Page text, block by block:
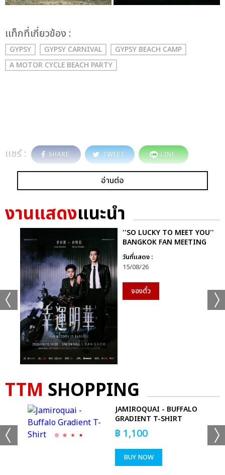
เเท็กที่เกี่ยวข้อง :
GYPSY GYPSY CARNIVAL
GYPSY BEACH CAMP
A MOTOR CYCLE BEACH PARTY
แชร์ : SHARE TWEET LINE
อ่านต่อ
งานแสดงแนะนำ
''SO LUCKY TO MEET YOU''
BANGKOK FAN MEETING
วันที่แสดง :
15/08/26
จองตั๋ว
TTM SHOPPING
JAMIROQUAI - BUFFALO
GRADIENT T-SHIRT
฿ 1,100
BUY NOW